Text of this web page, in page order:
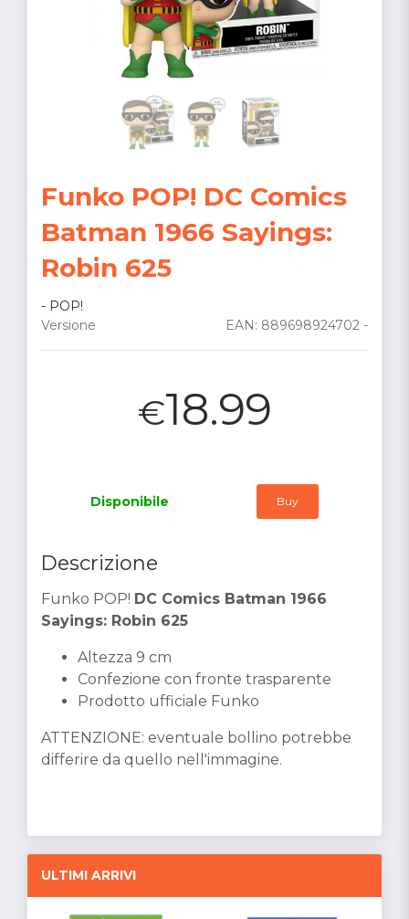
Funko POP! DC Comics
Batman 1966 Sayings:
Robin 625
- POP!
EAN: 889698924702 -
Versione
€18.99
Disponibile Buy
Descrizione
Funko POP! DC Comics Batman 1966
Sayings: Robin 625
Altezza 9 cm
Confezione con fronte trasparente
Prodotto ufficiale Funko
ATTENZIONE: eventuale bollino potrebbe
differire da quello nell'immagine.
ULTIMI ARRIVI